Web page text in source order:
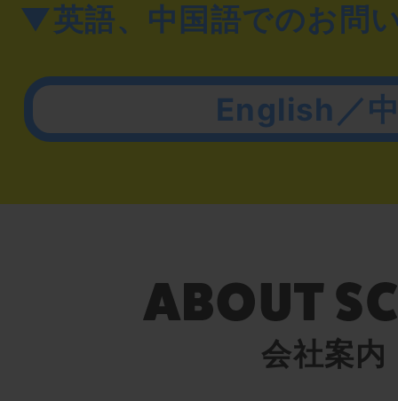
▼英語、中国語でのお問
English／
会社案内